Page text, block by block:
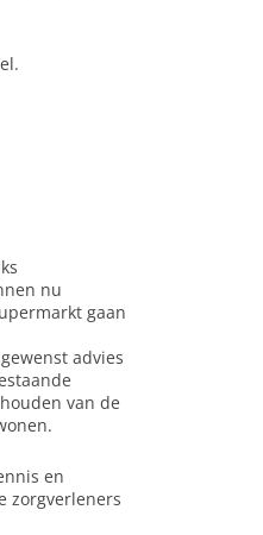
nu
gaan
advies
van de
en
zorgverleners